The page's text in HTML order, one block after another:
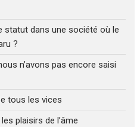
statut dans une société où le
?
n’avons pas encore saisi
tous les vices
plaisirs de l’âme